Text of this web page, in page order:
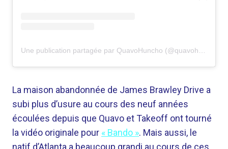
La maison abandonnée de James Brawley Drive a
subi plus d’usure au cours des neuf années
écoulées depuis que Quavo et Takeoff ont tourné
la vidéo originale pour « Bando ». Mais aussi, le
natif d’Atlanta a beaucoup grandi au cours de ces